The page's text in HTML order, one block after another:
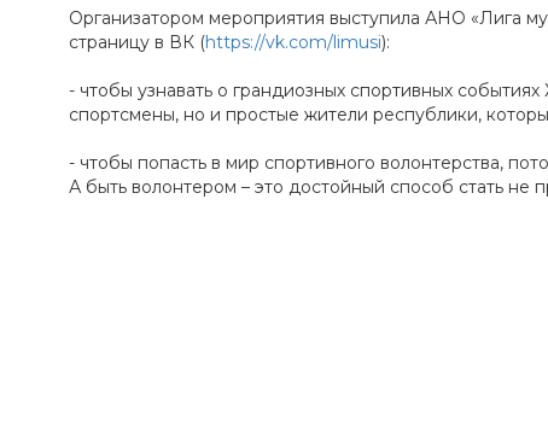
Организатором мероприятия выступила АНО «Лига
страницу в ВК (https://vk.com/limusi):
- чтобы узнавать о грандиозных спортивных
спортсмены, но и простые жители республики,
- чтобы попасть в мир спортивного волонтерства,
А быть волонтером – это достойный способ стать